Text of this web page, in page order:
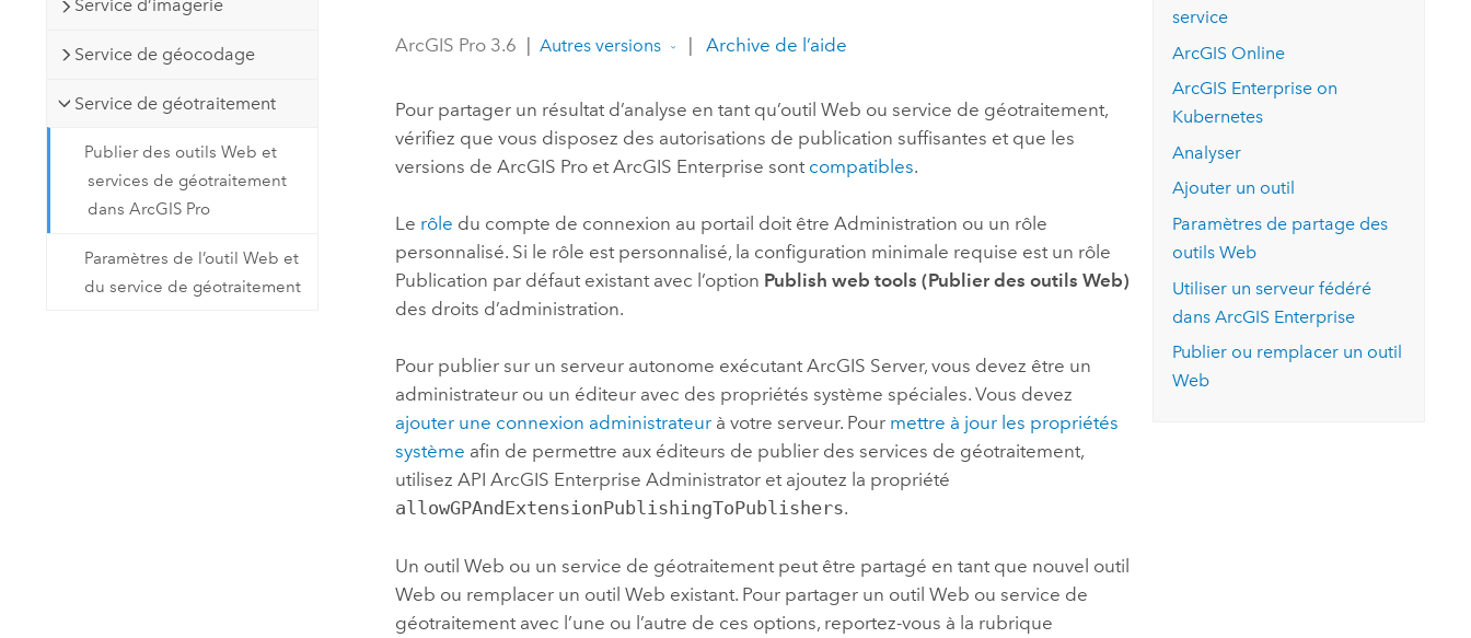
Créer des applications de
Tous les produits
Découvrir ArcGIS Pro
Explorer ce cours
technologiques
géospatial
Lire le récit
Service d’imagerie
Service de géocodage
Service de géotraitement
Publier des outils Web et
services de géotraitement
dans ArcGIS Pro
Paramètres de l’outil Web et
du service de géotraitement
ArcGIS Pro 3.6 Autres versions Archive de l’aide
Pour partager un résultat d’analyse en tant qu’outil Web ou service de géotraitement,
vérifiez que vous disposez des autorisations de publication suffisantes et que les
versions deArcGIS Pro etArcGIS Enterprise sont compatibles.
Le rôle du compte de connexion au portail doit être Administration ou un rôle
personnalisé. Si le rôle est personnalisé, la configuration minimale requise est un rôle
Publication par défaut existant avec l’option Publish web tools (Publier des outils Web)
des droits d’administration.
Pour publier sur un serveur autonome exécutantArcGIS Server, vous devez être un
administrateur ou un éditeur avec des propriétés système spéciales. Vous devez
ajouter une connexion administrateur à votre serveur. Pour mettre à jour les propriétés
système afin de permettre aux éditeurs de publier des services de géotraitement,
utilisezAPI ArcGIS Enterprise Administrator et ajoutez la propriété
allowGPAndExtensionPublishingToPublishers.
Un outil Web ou un service de géotraitement peut être partagé en tant que nouvel outil
Web ou remplacer un outil Web existant. Pour partager un outil Web ou service de
géotraitement avec l’une ou l’autre de ces options, reportez-vous à la rubrique
service
ArcGIS Online
ArcGIS Enterprise on
Kubernetes
Analyser
Ajouter un outil
Paramètres de partage des
outils Web
Utiliser un serveur fédéré
dansArcGIS Enterprise
Publier ou remplacer un outil
Web